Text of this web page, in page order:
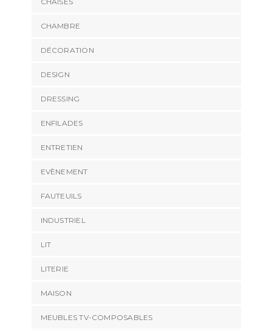
CHAMBRE
DÉCORATION
DESIGN
DRESSING
ENFILADES
ENTRETIEN
EVÈNEMENT
FAUTEUILS
INDUSTRIEL
LIT
LITERIE
MAISON
MEUBLES TV-COMPOSABLES